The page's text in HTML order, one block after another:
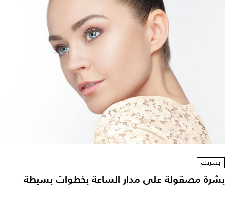
بشرتك
بشرة مصقولة على مدار الساعة بخطوات بسيطة